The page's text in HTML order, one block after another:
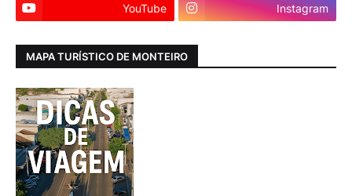
YouTube Instagram
MAPA TURÍSTICO DE MONTEIRO